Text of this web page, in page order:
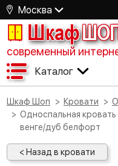
Москва
Шкаф
современный
Каталог
Шкаф Шоп Кровати
Односпальная кровать 90х200 Гармония КР 608 с ящиками
венге/дуб белфорт
< Назад в кровати